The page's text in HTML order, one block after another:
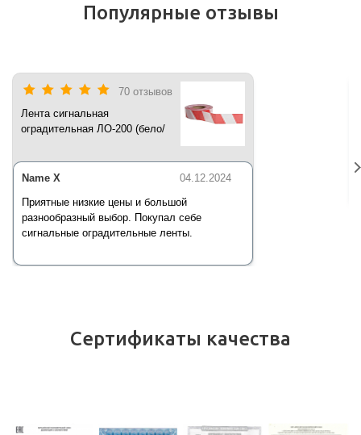
Популярные отзывы
70 отзывов
Лента сигнальная
оградительная ЛО-200 (бело/
04.12.2024
Name X
Приятные низкие цены и большой
разнообразный выбор. Покупал себе
сигнальные оградительные ленты.
Сертификаты качества